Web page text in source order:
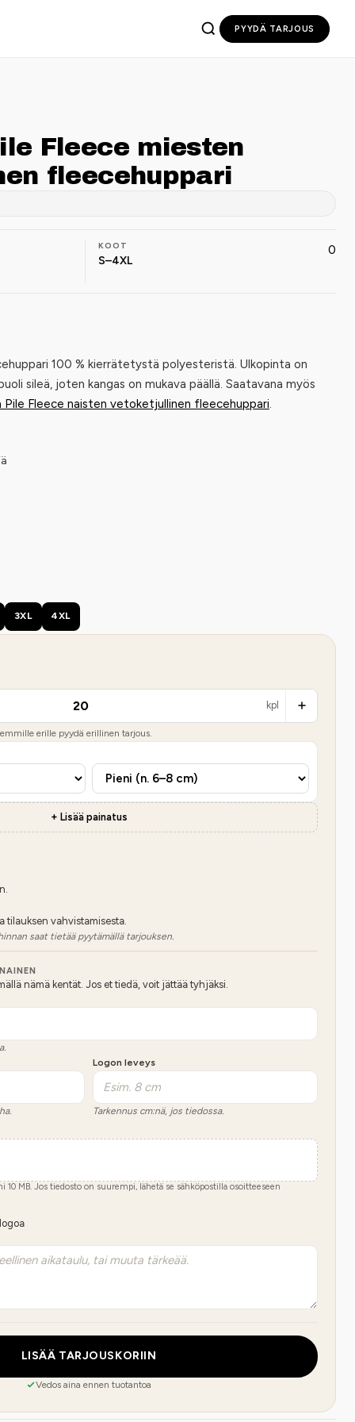
PYYDÄ TARJOUS
Fleece miesten
fleecehuppari
KOOT
S–4XL
0
100 % kierrätetystä polyesteristä. Ulkopinta on
sileä, joten kangas on mukava päällä. Saatavana myös
Fleece naisten vetoketjullinen fleecehuppari
3XL 4XL
kpl
erille pyydä erillinen tarjous.
+ Lisää painatus
tilauksen vahvistamisesta.
saat tietää pyytämällä tarjouksen.
nämä kentät. Jos et tiedä, voit jättää tyhjäksi.
Logon leveys
Tarkennus cm:nä, jos tiedossa.
10 MB. Jos tiedosto on suurempi, lähetä se sähköpostilla osoitteeseen
LISÄÄ TARJOUSKORIIN
Vedos aina ennen tuotantoa